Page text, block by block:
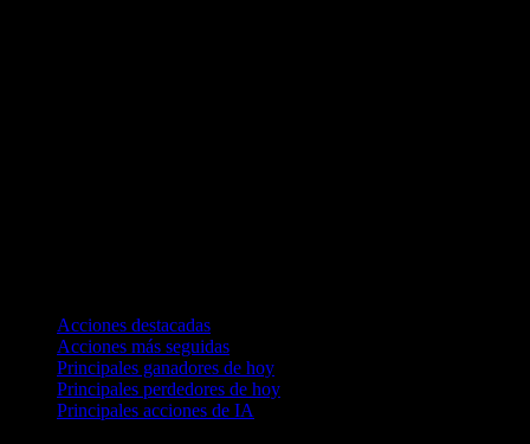
Acciones destacadas
Acciones más seguidas
Principales ganadores de hoy
Principales perdedores de hoy
Principales acciones de IA